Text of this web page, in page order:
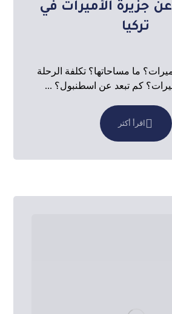
جزيرة الأميرات في
تركيا
ما مساحاتها؟ تكلفة الرحلة
كم تبعد عن اسطنبول؟ ...
اقرأ أكثر